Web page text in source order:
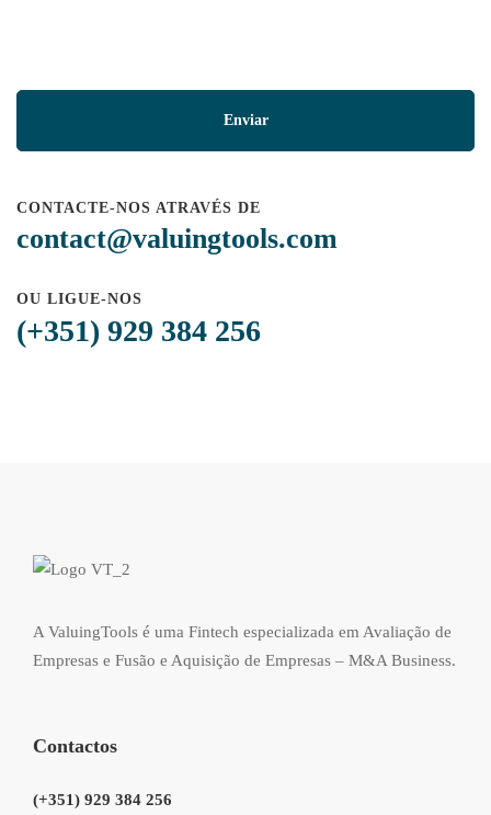
CONTACTE-NOS ATRAVÉS DE
contact@valuingtools.com
OU LIGUE-NOS
(+351) 929 384 256
A ValuingTools é uma Fintech especializada em Avaliação de
Empresas e Fusão e Aquisição de Empresas – M&A Business.
Contactos
(+351) 929 384 256